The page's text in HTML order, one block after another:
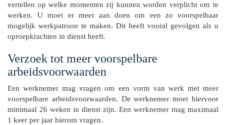
vertellen op welke momenten zij kunnen worden verplicht om te
werken. U moet er meer aan doen om een zo voorspelbaar
mogelijk werkpatroon te maken. Dit heeft vooral gevolgen als u
oproepkrachten in dienst heeft.
Verzoek tot meer voorspelbare
arbeidsvoorwaarden
Een werknemer mag vragen om een vorm van werk met meer
voorspelbare arbeidsvoorwaarden. De werknemer moet hiervoor
minimaal 26 weken in dienst zijn. Een werknemer mag maximaal
1 keer per jaar hierom vragen.